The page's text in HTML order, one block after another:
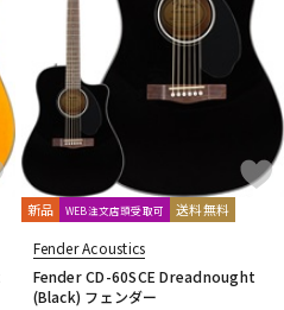
新品 WEB注文店頭受取可 送料無料
Fender Acoustics
Fender CD-60SCE Dreadnought
(Black) フェンダー